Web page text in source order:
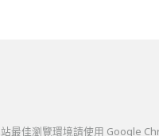
最佳瀏覽環境請使用 Google